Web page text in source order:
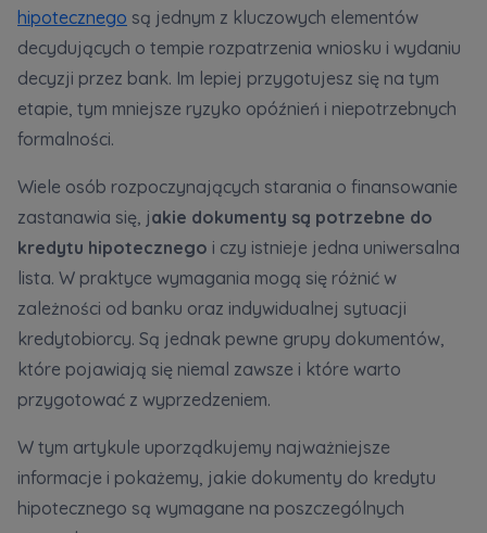
hipotecznego są jednym z kluczowych elementów
decydujących o tempie rozpatrzenia wniosku i wydaniu
decyzji przez bank. Im lepiej przygotujesz się na tym
etapie, tym mniejsze ryzyko opóźnień i niepotrzebnych
formalności.
Wiele osób rozpoczynających starania o finansowanie
zastanawia się, jakie dokumenty są potrzebne do
kredytu hipotecznego i czy istnieje jedna uniwersalna
lista. W praktyce wymagania mogą się różnić w
zależności od banku oraz indywidualnej sytuacji
kredytobiorcy. Są jednak pewne grupy dokumentów,
które pojawiają się niemal zawsze i które warto
przygotować z wyprzedzeniem.
W tym artykule uporządkujemy najważniejsze
informacje i pokażemy, jakie dokumenty do kredytu
hipotecznego są wymagane na poszczególnych
notyfikacje@murapol.pl
Skontaktuj się z nami